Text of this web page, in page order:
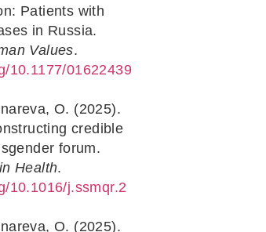
Patients with
in Russia.
Values.
10.1177/01622439
O. (2025).
credible
forum.
Health.
10.1016/j.ssmqr.2
O. (2025).